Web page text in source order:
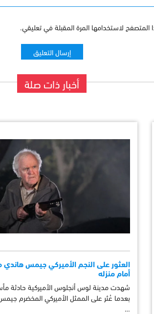
لاستخدامها المرة المقبلة في تعليقي.
أخبار ذات صلة
العثور على النجم الأميركي جيمس هاندي
أمام منزله
شهدت مدينة لوس أنجلوس الأميركية حادثة
بعدما عُثر على الممثل الأميركي المخضرم
…